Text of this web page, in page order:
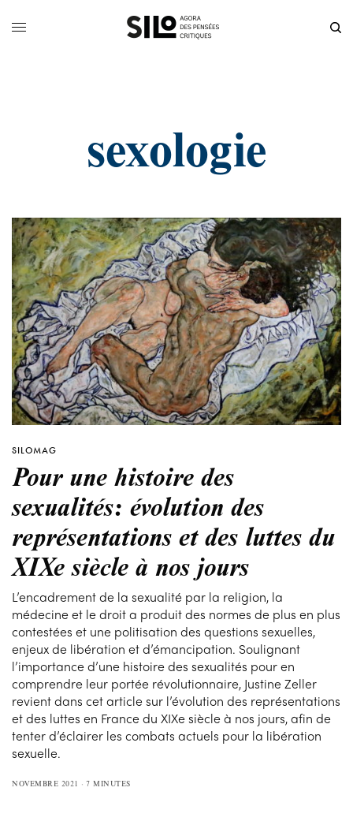
sexologie
SILOMAG
Pour une histoire des
sexualités: évolution des
représentations et des luttes du
XIXe siècle à nos jours
L’encadrement de la sexualité par la religion, la
médecine et le droit a produit des normes de plus en plus
contestées et une politisation des questions sexuelles,
enjeux de libération et d’émancipation. Soulignant
l’importance d’une histoire des sexualités pour en
comprendre leur portée révolutionnaire, Justine Zeller
revient dans cet article sur l’évolution des représentations
et des luttes en France du XIXe siècle à nos jours, afin de
tenter d’éclairer les combats actuels pour la libération
sexuelle.
NOVEMBRE 2021 7 MINUTES